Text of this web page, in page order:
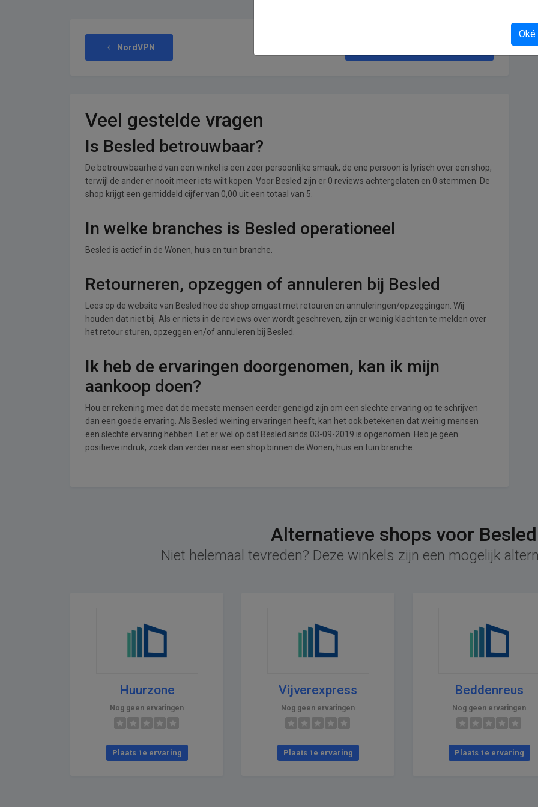
NordVPN
Veel gestelde vragen
Is Besled betrouwbaar?
De betrouwbaarheid van een winkel is een zeer persoonlijke smaak, de ene persoon is lyrisch over een shop,
terwijl de ander er nooit meer iets wilt kopen. Voor Besled zijn er 0 reviews achtergelaten en 0 stemmen. De
shop krijgt een gemiddeld cijfer van 0,00 uit een totaal van 5.
In welke branches is Besled operationeel
Besled is actief in de Wonen, huis en tuin branche.
Retourneren, opzeggen of annuleren bij Besled
Lees op de website van Besled hoe de shop omgaat met retouren en annuleringen/opzeggingen. Wij
houden dat niet bij. Als er niets in de reviews over wordt geschreven, zijn er weinig klachten te melden over
het retour sturen, opzeggen en/of annuleren bij Besled.
Ik heb de ervaringen doorgenomen, kan ik mijn
aankoop doen?
Hou er rekening mee dat de meeste mensen eerder geneigd zijn om een slechte ervaring op te schrijven
dan een goede ervaring. Als Besled weining ervaringen heeft, kan het ook betekenen dat weinig mensen
een slechte ervaring hebben. Let er wel op dat Besled sinds 03-09-2019 is opgenomen. Heb je geen
positieve indruk, zoek dan verder naar een shop binnen de Wonen, huis en tuin branche.
Alternatieve shops voor Besled
Niet helemaal tevreden? Deze winkels zijn een mogelijk
Huurzone
Nog geen ervaringen
Plaats 1e ervaring
Vijverexpress
Nog geen ervaringen
Plaats 1e ervaring
Beddenreus
Nog geen ervaringen
Plaats 1e ervaring
Oké